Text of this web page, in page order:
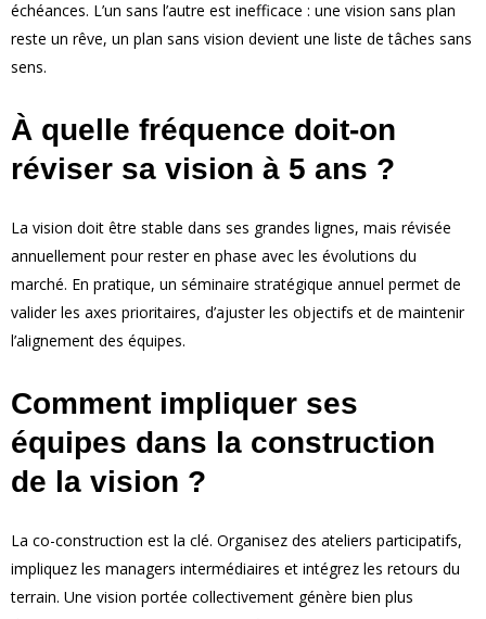
échéances. L’un sans l’autre est inefficace : une vision sans plan
reste un rêve, un plan sans vision devient une liste de tâches sans
sens.
À quelle fréquence doit-on
réviser sa vision à 5 ans ?
La vision doit être stable dans ses grandes lignes, mais révisée
annuellement pour rester en phase avec les évolutions du
marché. En pratique, un séminaire stratégique annuel permet de
valider les axes prioritaires, d’ajuster les objectifs et de maintenir
l’alignement des équipes.
Comment impliquer ses
équipes dans la construction
de la vision ?
La co-construction est la clé. Organisez des ateliers participatifs,
impliquez les managers intermédiaires et intégrez les retours du
terrain. Une vision portée collectivement génère bien plus